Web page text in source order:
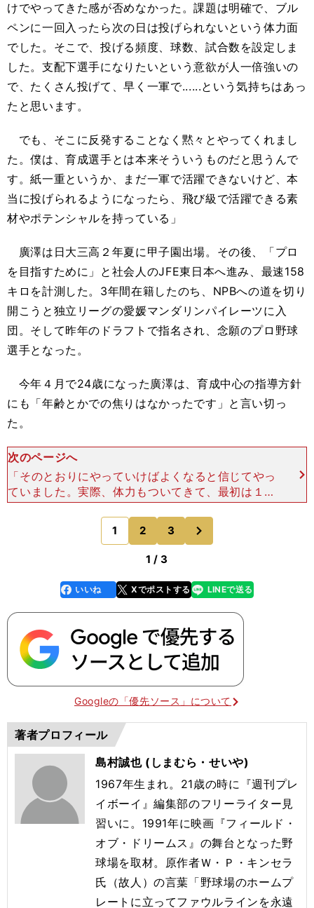
けでやってきた感が否めなかった。課題は明確で、ブル
ペンに一回入ったら次の日は投げられないという体力面
でした。そこで、投げる頻度、球数、試合数を設定しま
した。支配下選手になりたいという意欲が人一倍強いの
で、たくさん投げて、早く一軍で......という気持ちはあっ
たと思います。
でも、そこに反発することなく黙々とやってくれまし
た。僕は、育成選手とは本来そういうものだと思うんで
す。紙一重というか、まだ一軍で活躍できないけど、本
当に投げられるようになったら、飛び級で活躍できる素
材やポテンシャルを持っている」
廣澤は日大三高２年夏に甲子園出場。その後、「プロ
を目指すために」と社会人のJFE東日本へ進み、最速158
キロを計測した。3年間在籍したのち、NPBへの道を切り
開こうと独立リーグの愛媛マンダリンパイレーツに入
団。そして昨年のドラフトで指名され、念願のプロ野球
選手となった。
今年４月で24歳になった廣澤は、育成中心の指導方針
にも「年齢とかでの焦りはなかったです」と言い切っ
た。
次のページへ
「そのとおりにやっていけばよくなると信じてやっ
ていました。実際、体力もついてきて、最初は１週
間に1回くらいしか試合で投げてなかったのです
が、ブルペンにはコンスタントに入れるようになり
ました。トレーニン
1 2 3
1 / 3
faceboo
k
いいね Xでポストする
line LINEで送る
Googleの「優先ソース」について
著者プロフィール
島村誠也 (しまむら・せいや)
1967年生まれ。21歳の時に『週刊プレ
イボーイ』編集部のフリーライター見
習いに。1991年に映画『フィールド・
オブ・ドリームス』の舞台となった野
球場を取材。原作者Ｗ・Ｐ・キンセラ
氏（故人）の言葉「野球場のホームプ
レートに立ってファウルラインを永遠